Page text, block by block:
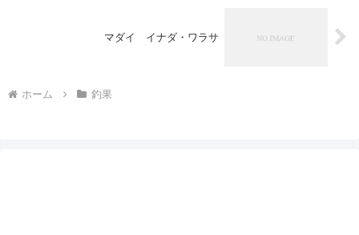
マダイ イナダ・ワラサ
ホーム 釣果